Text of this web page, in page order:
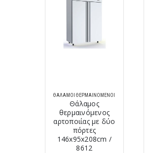
ΘΆΛΑΜΟΙ ΘΕΡΜΑΙΝΌΜΕΝΟΙ
Θάλαμος
θερμαινόμενος
αρτοποιίας με δύο
πόρτες
146x95x208cm /
8612